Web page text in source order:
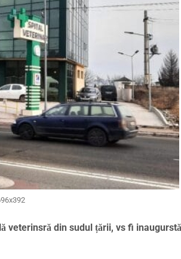
veterinsră din sudul țării, vs fi